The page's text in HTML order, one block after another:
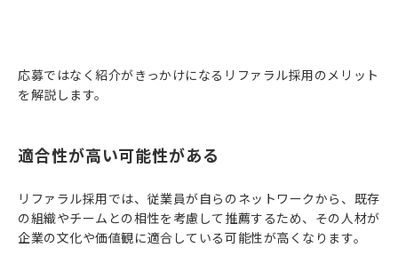
応募ではなく紹介がきっかけになるリファラル採用のメリット
を解説します。
適合性が高い可能性がある
リファラル採用では、従業員が自らのネットワークから、既存
の組織やチームとの相性を考慮して推薦するため、その人材が
企業の文化や価値観に適合している可能性が高くなります。